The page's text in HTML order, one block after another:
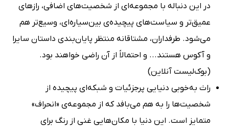
در این دنباله با مجموعه‌ای از شخصیت‌های اضافی، رازهای
عمیق‌تر و سیاست‌های پیچیده‌ی بین‌سیاره‌ای، وسیع‌تر هم
می‌شود. طرفداران، مشتاقانه منتظر پایان‌بندی داستان سایرا
و آکوس هستند... و احتمالاً از آن راضی خواهند بود.
(بوک‌لیست آنلاین)
راث به‌خوبی دنیایی پرجزئیات و شبکه‌ای پیچیده از
شخصیت‌ها را به هم می‌بافد که از مجموعه‌ی «انحراف»
متمایز است. این دنیا با مکان‌هایی غنی از رنگ برای